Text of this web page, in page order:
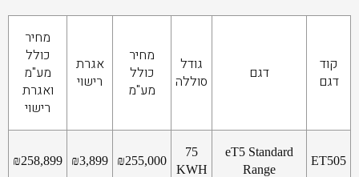
קוד
דגם
דגם
גודל
סוללה
מחיר
כולל
מע"מ
אגרת
רישוי
מחיר
כולל
מע"מ
ואגרת
רישוי
ET505
eT5 Standard
Range
75
KWH
₪255,000
₪3,899
₪258,899